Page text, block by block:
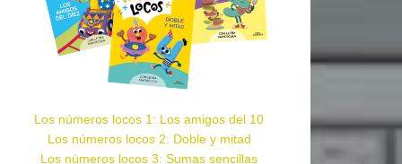
Los números locos 1: Los amigos del 10
Los números locos 2: Doble y mitad
Los números locos 3: Sumas sencillas